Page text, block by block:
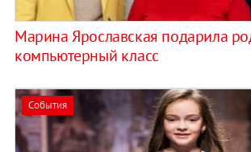
Марина Ярославская подарила
компьютерный класс
События